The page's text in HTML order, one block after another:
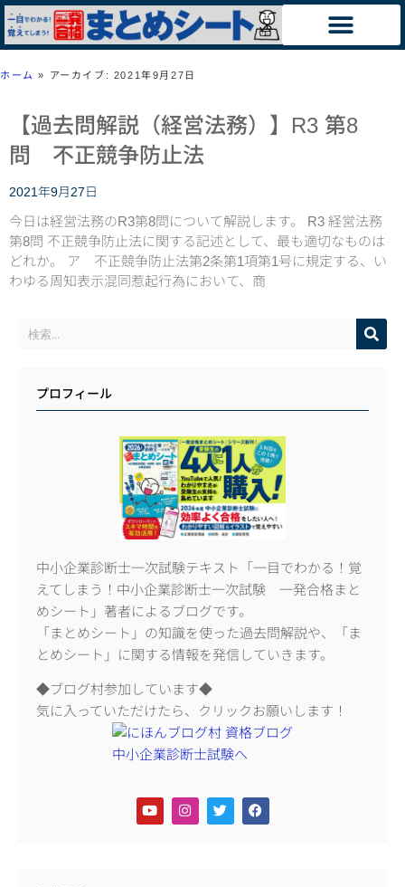
ホーム » アーカイブ: 2021年9月27日
【過去問解説（経営法務）】R3 第8
問 不正競争防止法
2021年9月27日
今日は経営法務のR3第8問について解説します。 R3 経営法務
第8問 不正競争防止法に関する記述として、最も適切なものは
どれか。 ア 不正競争防止法第2条第1項第1号に規定する、い
わゆる周知表示混同惹起行為において、商
プロフィール
中小企業診断士一次試験テキスト「一目でわかる！覚
えてしまう！中小企業診断士一次試験 一発合格まと
めシート」著者によるブログです。
「まとめシート」の知識を使った過去問解説や、「ま
とめシート」に関する情報を発信していきます。
◆ブログ村参加しています◆
気に入っていただけたら、クリックお願いします！